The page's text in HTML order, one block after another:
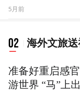
馆临时代办巴
5月前
02 海外文旅
准备好重启感
游世界 “马”上